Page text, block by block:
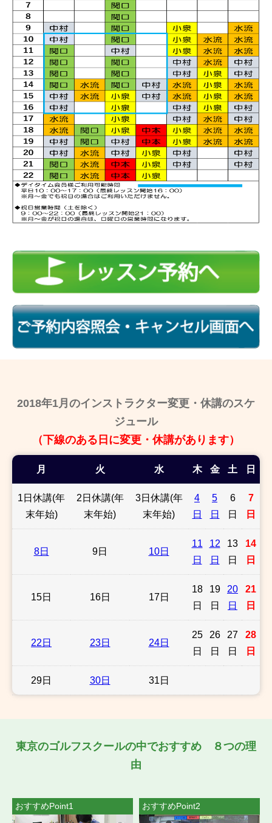
2018年1月のインストラクター変更・休講のスケ
ジュール
（下線のある日に変更・休講があります）
月 火 水 木 金 土 日
1日休講(年
末年始)
2日休講(年
末年始)
3日休講(年
末年始)
4
日
5
日
6
日
7
日
8日 9日 10日
11
日
12
日
13
日
14
日
15日 16日 17日
18
日
19
日
20
日
21
日
22日 23日 24日
25
日
26
日
27
日
28
日
29日 30日 31日
東京のゴルフスクールの中でおすすめ ８つの理
由
おすすめPoint1 おすすめPoint2